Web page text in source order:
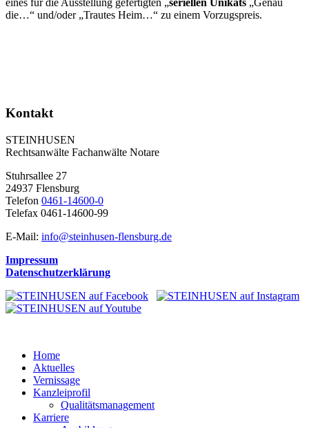
die…“ und/oder „Trautes Heim…“ zu einem Vorzugspreis.
Kontakt
STEINHUSEN
Rechtsanwälte Fachanwälte Notare
Stuhrsallee 27
24937 Flensburg
Telefon 0461-14600-0
Telefax 0461-14600-99
E-Mail: info@steinhusen-flensburg.de
Impressum
Datenschutzerklärung
Home
Aktuelles
Vernissage
Kanzleiprofil
Qualitätsmanagement
Karriere